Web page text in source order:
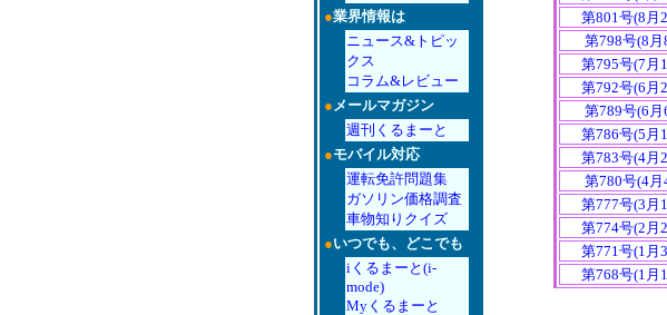
●業界情報は
ニュース&トピッ
クス
コラム&レビュー
●メールマガジン
週刊くるまーと
●モバイル対応
運転免許問題集
ガソリン価格調査
車物知りクイズ
●いつでも、どこでも
iくるまーと(i-
mode)
Myくるまーと
第801号(8月
第798号(8
第795号(7月
第792号(6月
第789号(6
第786号(5月
第783号(4月
第780号(4
第777号(3月
第774号(2月
第771号(1月
第768号(1月